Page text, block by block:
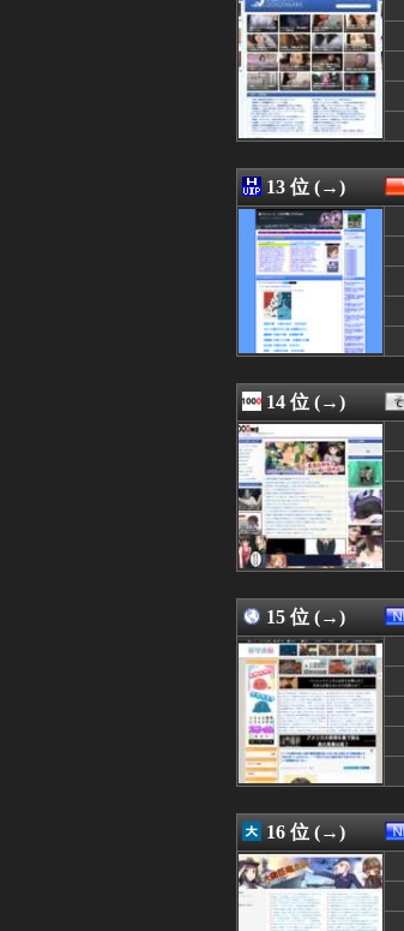
08/07 20:59
08/07 20:59
08/07 20:58
08/07 20:58
08/07 20:55
08/07 20:55
08/07 20:55
08/07 20:54
08/07 20:50
08/07 20:50
08/07 20:50
08/07 20:50
08/07 20:48
08/07 20:47
08/07 20:47
08/07 20:47
08/07 20:46
08/07 20:45
08/07 20:44
08/07 20:41
08/07 20:40
08/07 20:40
08/07 20:40
08/07 20:40
08/07 20:40
08/07 20:40
08/07 20:39
13 位 (→)
14 位 (→)
15 位 (→)
16 位 (→)